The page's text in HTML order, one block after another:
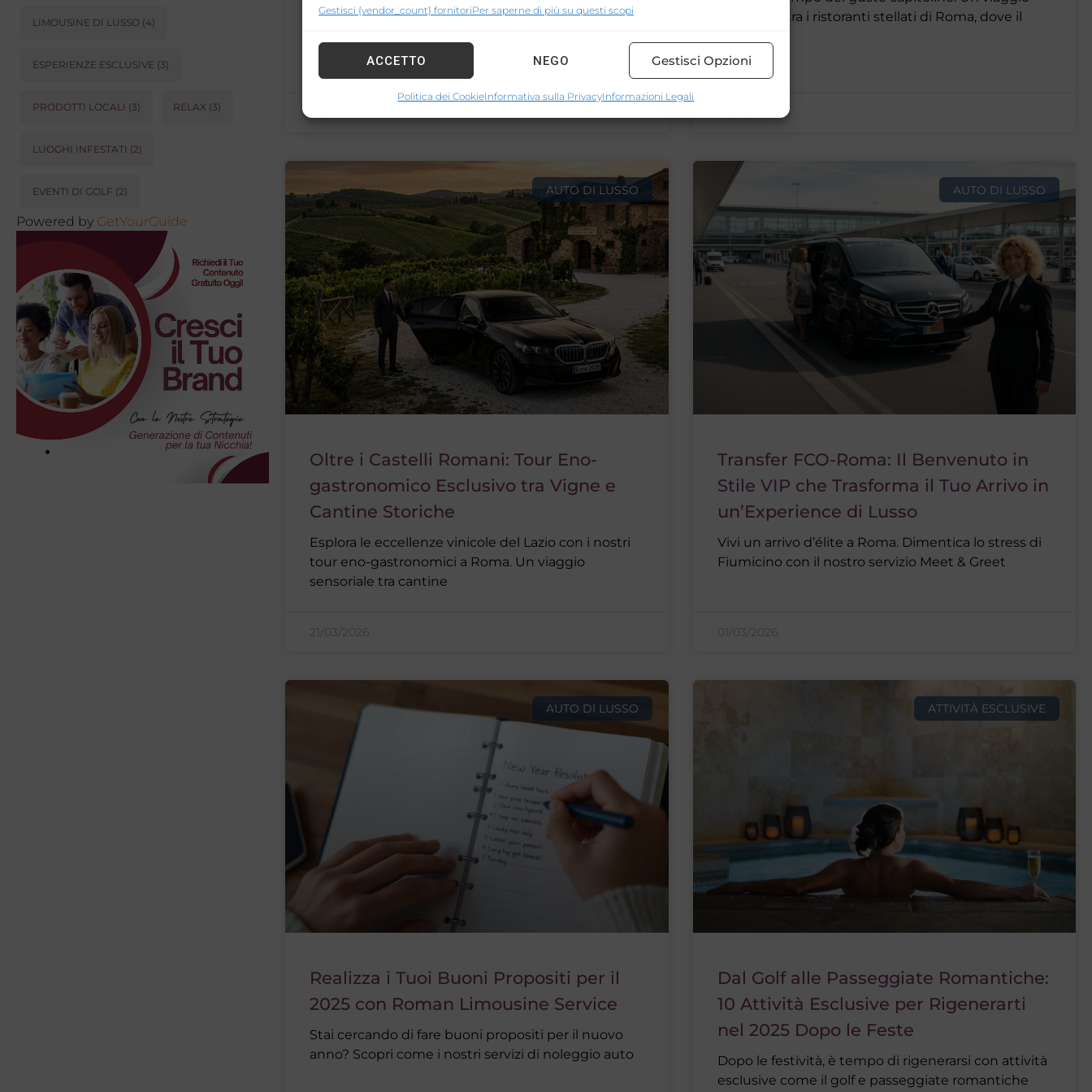
Gestisci {vendor_count} fornitoriPer saperne di più su questi scopi
ACCETTO NEGO Gestisci Opzioni
Politica dei CookieInformativa sulla PrivacyInformazioni Legali
LIMOUSINE DI LUSSO (4)
ESPERIENZE ESCLUSIVE (3)
PRODOTTI LOCALI (3) RELAX (3)
LUOGHI INFESTATI (2)
EVENTI DI GOLF (2)
Powered by GetYourGuide
aziendale. Roman Limousine Service offre logistica
integrata, flotta di lusso
sensoriale tra i ristoranti stellati di Roma, dove il
AUTO DI LUSSO
Oltre i Castelli Romani: Tour Eno-
gastronomico Esclusivo tra Vigne e
Cantine Storiche
Esplora le eccellenze vinicole del Lazio con i nostri
tour eno-gastronomici a Roma. Un viaggio
sensoriale tra cantine
21/03/2026
AUTO DI LUSSO
Transfer FCO-Roma: Il Benvenuto in
Stile VIP che Trasforma il Tuo Arrivo in
un’Experience di Lusso
Vivi un arrivo d’élite a Roma. Dimentica lo stress di
Fiumicino con il nostro servizio Meet & Greet
01/03/2026
AUTO DI LUSSO
Realizza i Tuoi Buoni Propositi per il
2025 con Roman Limousine Service
Stai cercando di fare buoni propositi per il nuovo
anno? Scopri come i nostri servizi di noleggio auto
ATTIVITÀ ESCLUSIVE
Dal Golf alle Passeggiate Romantiche:
10 Attività Esclusive per Rigenerarti
nel 2025 Dopo le Feste
Dopo le festività, è tempo di rigenerarsi con attività
esclusive come il golf e passeggiate romantiche